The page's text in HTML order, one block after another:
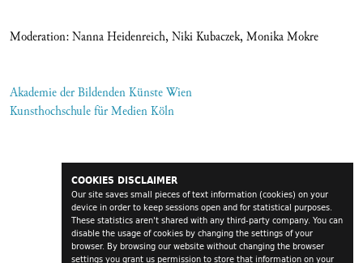
COOKIES DISCLAIMER
Our site saves small pieces of text information (cookies) on your
device in order to keep sessions open and for statistical purposes.
These statistics aren't shared with any third-party company. You can
disable the usage of cookies by changing the settings of your
browser. By browsing our website without changing the browser
settings you grant us permission to store that information on your
Moderation: Nanna Heidenreich, Niki Kubaczek, Monika Mokre
Akademie der Bildenden Künste Wien
Kunsthochschule für Medien Köln